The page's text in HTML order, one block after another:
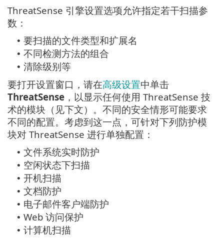
ThreatSense 引擎设置选项允许指定若干扫描参
数：
• 要扫描的文件类型和扩展名
• 不同检测方法的组合
• 清除级别等
要打开设置窗口，请在高级设置中单击
ThreatSense ，以显示任何使用 ThreatSense 技
术的模块（见下文）。不同的安全情形可能要求
不同的配置。考虑到这一点，可针对下列防护模
块对 ThreatSense 进行单独配置：
• 文件系统实时防护
• 空闲状态下扫描
• 开机扫描
• 文档防护
• 电子邮件客户端防护
• Web 访问保护
• 计算机扫描